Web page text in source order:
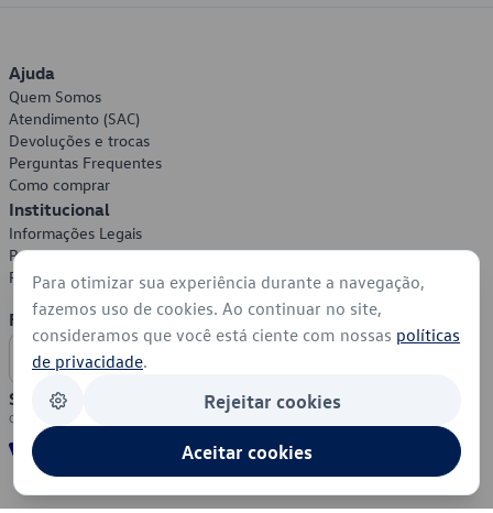
Ajuda
Quem Somos
Atendimento (SAC)
Devoluções e trocas
Perguntas Frequentes
Como comprar
Institucional
Informações Legais
Política de Privacidade
Política de Cookies
Formas de Pagamento
Segurança
Para otimizar sua experiência durante a navegação,
fazemos uso de cookies. Ao continuar no site,
consideramos que você está ciente com nossas políticas
de privacidade.
Rejeitar cookies
Aceitar cookies